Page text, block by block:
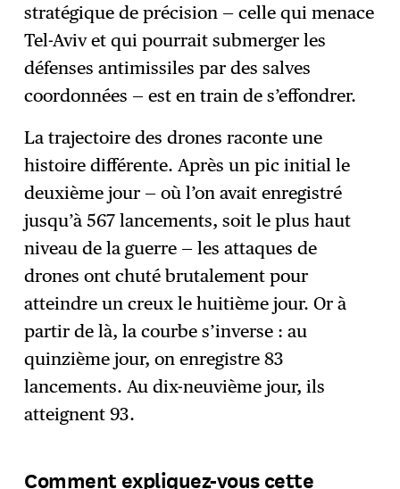
stratégique de précision — celle qui menace
Tel-Aviv et qui pourrait submerger les
défenses antimissiles par des salves
coordonnées — est en train de s’effondrer.
La trajectoire des drones raconte une
histoire différente. Après un pic initial le
deuxième jour — où l’on avait enregistré
jusqu’à 567 lancements, soit le plus haut
niveau de la guerre — les attaques de
drones ont chuté brutalement pour
atteindre un creux le huitième jour. Or à
partir de là, la courbe s’inverse : au
quinzième jour, on enregistre 83
lancements. Au dix-neuvième jour, ils
atteignent 93.
Comment expliquez-vous cette